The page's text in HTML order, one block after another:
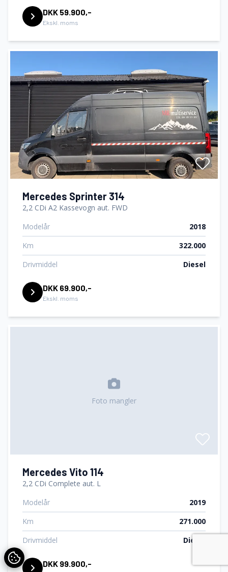
DKK 59.900,-
Ekskl. moms
Mercedes Sprinter 314
2,2 CDi A2 Kassevogn aut. FWD
Modelår
2018
Km
322.000
Drivmiddel
Diesel
DKK 69.900,-
Ekskl. moms
Foto mangler
Mercedes Vito 114
2,2 CDi Complete aut. L
Modelår
2019
Km
271.000
Drivmiddel
Diesel
DKK 99.900,-